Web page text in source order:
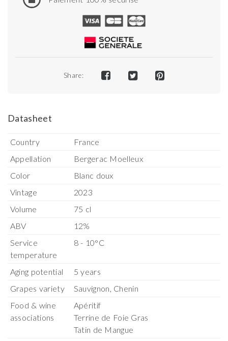
Share:
Datasheet
Country
France
Appellation
Bergerac Moelleux
Color
Blanc doux
Vintage
2023
Volume
75 cl
ABV
12%
Service
temperature
8 - 10°C
Aging potential
5 years
Grapes variety
Sauvignon, Chenin
Food & wine
associations
Apéritif
Terrine de Foie Gras
Tatin de Mangue